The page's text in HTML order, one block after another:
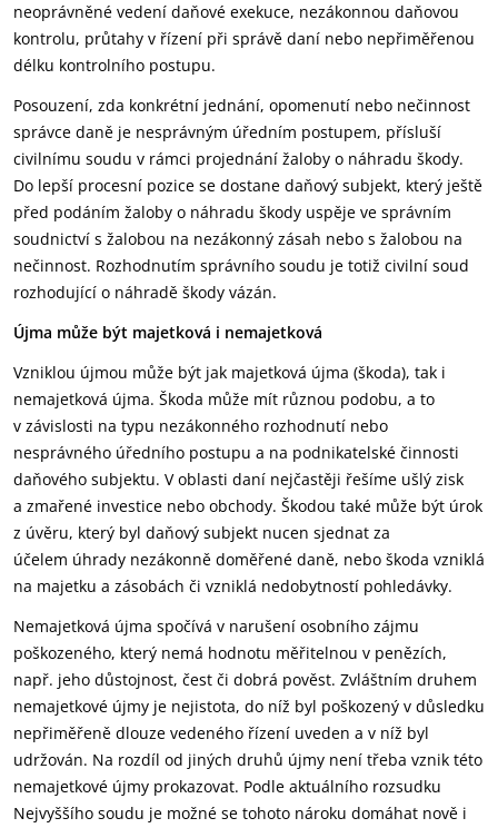
neoprávněné vedení daňové exekuce, nezákonnou daňovou
kontrolu, průtahy v řízení při správě daní nebo nepřiměřenou
délku kontrolního postupu.
Posouzení, zda konkrétní jednání, opomenutí nebo nečinnost
správce daně je nesprávným úředním postupem, přísluší
civilnímu soudu v rámci projednání žaloby o náhradu škody.
Do lepší procesní pozice se dostane daňový subjekt, který ještě
před podáním žaloby o náhradu škody uspěje ve správním
soudnictví s žalobou na nezákonný zásah nebo s žalobou na
nečinnost. Rozhodnutím správního soudu je totiž civilní soud
rozhodující o náhradě škody vázán.
Újma může být majetková i nemajetková
Vzniklou újmou může být jak majetková újma (škoda), tak i
nemajetková újma. Škoda může mít různou podobu, a to
v závislosti na typu nezákonného rozhodnutí nebo
nesprávného úředního postupu a na podnikatelské činnosti
daňového subjektu. V oblasti daní nejčastěji řešíme ušlý zisk
a zmařené investice nebo obchody. Škodou také může být úrok
z úvěru, který byl daňový subjekt nucen sjednat za
účelem úhrady nezákonně doměřené daně, nebo škoda vzniklá
na majetku a zásobách či vzniklá nedobytností pohledávky.
Nemajetková újma spočívá v narušení osobního zájmu
poškozeného, který nemá hodnotu měřitelnou v penězích,
např. jeho důstojnost, čest či dobrá pověst. Zvláštním druhem
nemajetkové újmy je nejistota, do níž byl poškozený v důsledku
nepřiměřeně dlouze vedeného řízení uveden a v níž byl
udržován. Na rozdíl od jiných druhů újmy není třeba vznik této
nemajetkové újmy prokazovat. Podle aktuálního rozsudku
Nejvyššího soudu je možné se tohoto nároku domáhat nově i